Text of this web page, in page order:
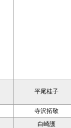
平尾桂子
寺沢拓敬
白崎護